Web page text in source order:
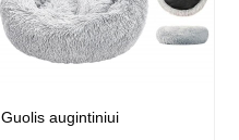
Guolis augintiniui